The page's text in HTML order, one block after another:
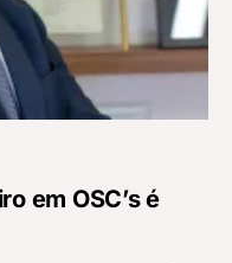
em OSC’s é